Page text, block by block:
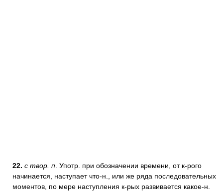
22. с твор. п . Употр. при обозначении времени, от к-рого
начинается, наступает что-н., или же ряда последовательных
моментов, по мере наступления к-рых развивается какое-н.